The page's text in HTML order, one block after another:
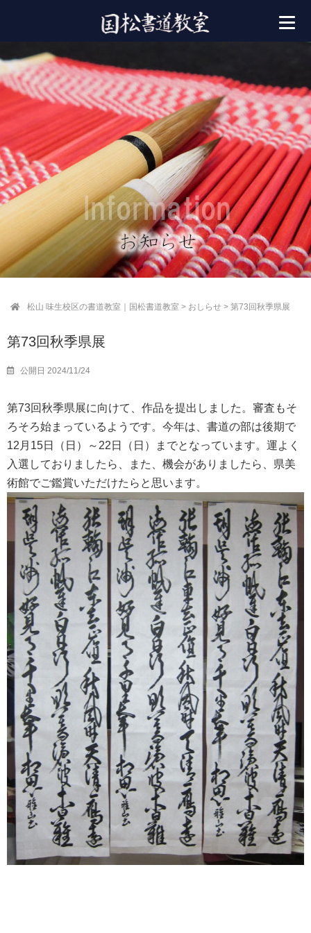
松山 味生校区の書道教室｜国松書道教室 > おしらせ > 第73回秋季県展
第73回秋季県展
公開日 2024/11/24
第73回秋季県展に向けて、作品を提出しました。審査もそ
ろそろ始まっているようです。今年は、書道の部は後期で
12月15日（日）～22日（日）までとなっています。運よく
入選しておりましたら、また、機会がありましたら、県美
術館でご鑑賞いただけたらと思います。